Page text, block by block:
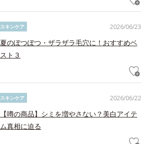
2026/06/23
スキンケア
夏のぽつぽつ・ザラザラ毛穴に！おすすめベ
スト３
2026/06/22
スキンケア
【噂の商品】シミを増やさない？美白アイテ
ム真相に迫る